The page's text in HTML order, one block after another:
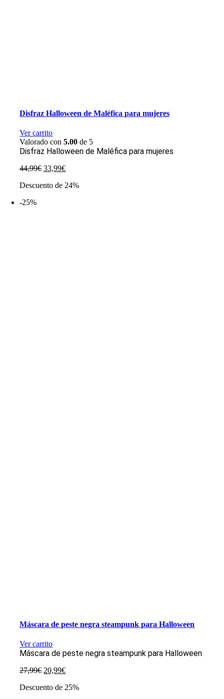
Disfraz Halloween de Maléfica para mujeres
Ver carrito
Valorado con5.00 de 5
Disfraz Halloween de Maléfica para mujeres
44,99€ El
original
33,99€El
actual
Descuento de 24%
-25%
Máscara de peste negra steampunk para Halloween
Ver carrito
Máscara de peste negra steampunk para Halloween
27,99€ El
original
20,99€El
actual
Descuento de 25%